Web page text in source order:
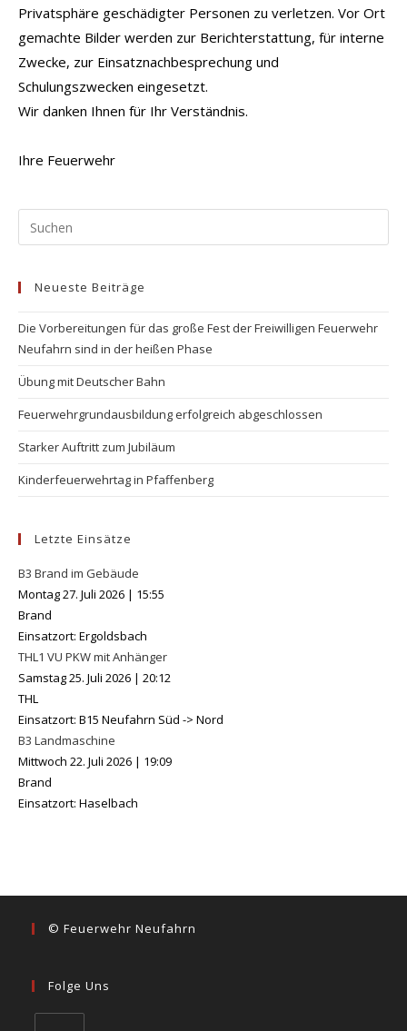
Privatsphäre geschädigter Personen zu verletzen. Vor Ort
gemachte Bilder werden zur Berichterstattung, für interne
Zwecke, zur Einsatznachbesprechung und
Schulungszwecken eingesetzt.
Wir danken Ihnen für Ihr Verständnis.
Ihre Feuerwehr
Neueste Beiträge
Die Vorbereitungen für das große Fest der Freiwilligen Feuerwehr
Neufahrn sind in der heißen Phase
Übung mit Deutscher Bahn
Feuerwehrgrundausbildung erfolgreich abgeschlossen
Starker Auftritt zum Jubiläum
Kinderfeuerwehrtag in Pfaffenberg
Letzte Einsätze
B3 Brand im Gebäude
Montag 27. Juli 2026 | 15:55
Brand
Einsatzort: Ergoldsbach
THL1 VU PKW mit Anhänger
Samstag 25. Juli 2026 | 20:12
THL
Einsatzort: B15 Neufahrn Süd -> Nord
B3 Landmaschine
Mittwoch 22. Juli 2026 | 19:09
Brand
Einsatzort: Haselbach
© Feuerwehr Neufahrn
Folge Uns